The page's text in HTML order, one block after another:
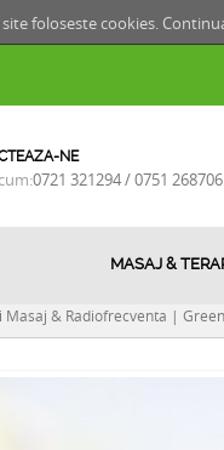
foloseste cookies.
NE
0721 321294 / 0751 268706
MASAJ &
Masaj & Radiofrecventa |